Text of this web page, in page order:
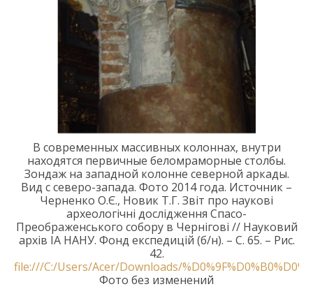
В современных массивных колоннах, внутри
находятся первичные беломраморные столбы.
Зондаж на западной колонне северной аркады.
Вид с северо-запада. Фото 2014 года. Источник –
Черненко О.Є., Новик Т.Г. Звіт про наукові
археологічні дослідження Спасо-
Преображенського собору в Чернігові // Науковий
архів ІА НАНУ. Фонд експедицій (б/н). – С. 65. – Рис.
42.
file:///C:/Users/Acer/Downloads/
Фото без изменений